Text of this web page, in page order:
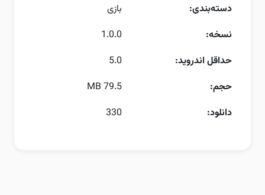
دسته‌بندی:
بازی
نسخه:
1.0.0
حداقل اندروید:
5.0
حجم:
79.5 MB
دانلود:
330